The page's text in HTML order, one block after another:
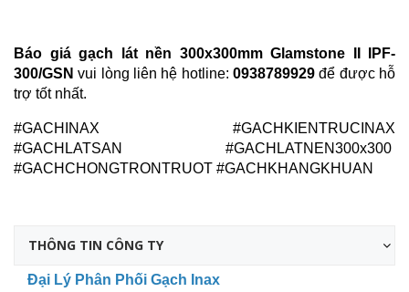
Báo giá gạch lát nền 300x300mm Glamstone II IPF-
300/GSN vui lòng liên hệ hotline: 0938789929 để được hỗ
trợ tốt nhất.
#GACHINAX #GACHKIENTRUCINAX
#GACHLATSAN #GACHLATNEN300x300
#GACHCHONGTRONTRUOT #GACHKHANGKHUAN
THÔNG TIN CÔNG TY
Đại Lý Phân Phối Gạch Inax